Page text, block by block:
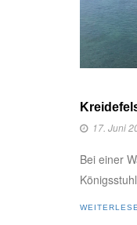
17. Juni
Bei einer